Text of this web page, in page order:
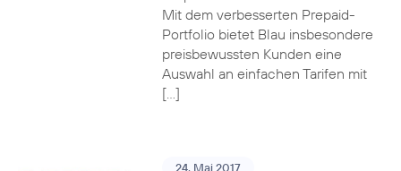
Mit dem verbesserten Prepaid-
Portfolio bietet Blau insbesondere
preisbewussten Kunden eine
Auswahl an einfachen Tarifen mit
[…]
24. Mai 2017